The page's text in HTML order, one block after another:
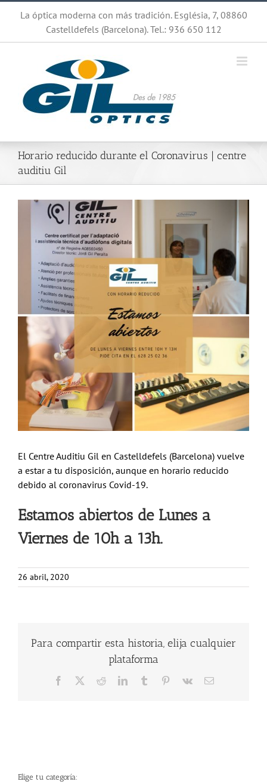
La óptica moderna con más tradición. Església, 7, 08860
Castelldefels (Barcelona). Tel.: 936 650 112
Horario reducido durante el Coronavirus | centre
auditiu Gil
El Centre Auditiu Gil en Castelldefels (Barcelona) vuelve
a estar a tu disposición, aunque en horario reducido
debido al coronavirus Covid-19.
Estamos abiertos de Lunes a
Viernes de 10h a 13h.
26 abril, 2020
Para compartir esta historia, elija cualquier
plataforma
Facebook RedditLinkedInTumblr Pinterest
Vk
Correo
Elige tu categoría: